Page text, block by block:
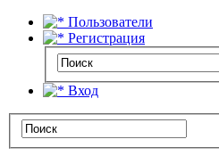
Пользователи
Регистрация
Вход